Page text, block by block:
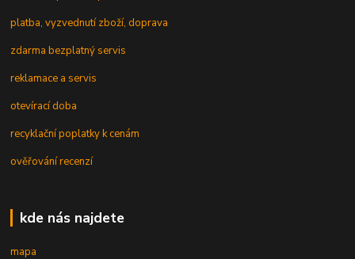
platba, vyzvednutí zboží, doprava
zdarma bezplatný servis
reklamace a servis
otevírací doba
recyklační poplatky k cenám
ověřování recenzí
kde nás najdete
mapa